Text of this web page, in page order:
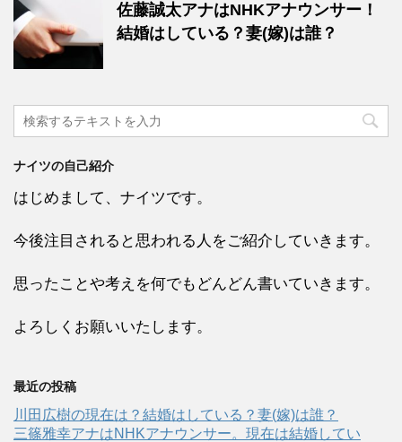
佐藤誠太アナはNHKアナウンサー！
結婚はしている？妻(嫁)は誰？
ナイツの自己紹介
はじめまして、ナイツです。
今後注目されると思われる人をご紹介していきます。
思ったことや考えを何でもどんどん書いていきます。
よろしくお願いいたします。
最近の投稿
川田広樹の現在は？結婚はしている？妻(嫁)は誰？
三篠雅幸アナはNHKアナウンサー。現在は結婚してい